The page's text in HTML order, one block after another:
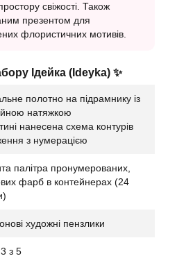
свіжості. Також
презентом для
флористичних мотивів.
Ідейка (Ideyka) ✨
полотно на підрамнику із
натяжкою
нанесена схема контурів
з нумерацією
палітра пронумерованих,
фарб в контейнерах (24
художні пензлики
з 5